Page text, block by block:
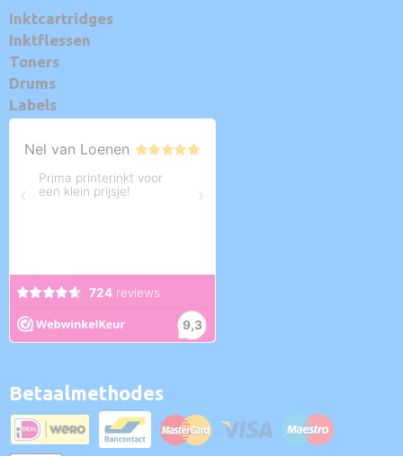
Inktcartridges
Inktflessen
Toners
Drums
Labels
Betaalmethodes